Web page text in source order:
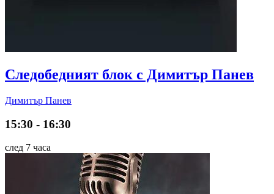
Следобедният блок с Димитър Панев
Димитър Панев
15:30 - 16:30
след 7 часа